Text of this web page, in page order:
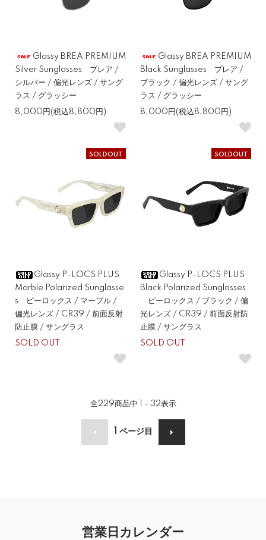
Glassy BREA PREMIUM
Silver Sunglasses ブレア /
シルバー / 偏光レンズ / サング
ラス / グラッシー
8,000円(税込8,800円)
Glassy BREA PREMIUM
Black Sunglasses ブレア /
ブラック / 偏光レンズ / サング
ラス / グラッシー
8,000円(税込8,800円)
SOLDOUT
Glassy P-LOCS PLUS
Marble Polarized Sunglasse
s ピーロックス / マーブル /
偏光レンズ / CR39 / 前面反射
防止膜 / サングラス
SOLD OUT
SOLDOUT
Glassy P-LOCS PLUS
Black Polarized Sunglasses
ピーロックス / ブラック / 偏
光レンズ / CR39 / 前面反射防
止膜 / サングラス
SOLD OUT
全229商品中 1 - 32表示
ページ目
営業日カレンダー